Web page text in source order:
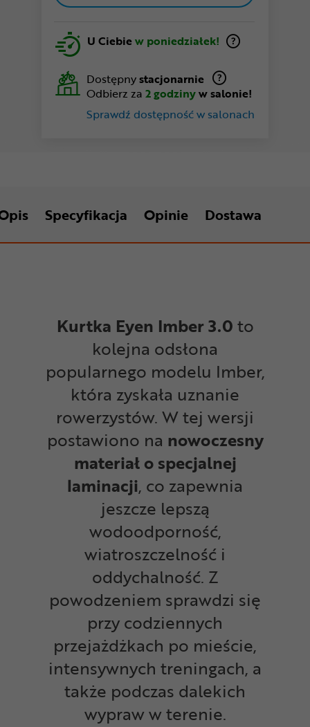
U Ciebiew poniedziałek!
Dostępnystacjonarnie
Odbierz za 2 godzinyw salonie!
Sprawdź dostępność w salonach
Specyfikacja Opinie Dostawa
Kurtka Eyen Imber 3.0 to
kolejna odsłona
popularnego modelu Imber,
która zyskała uznanie
rowerzystów. W tej wersji
postawiono na nowoczesny
materiał o specjalnej
laminacji, co zapewnia
jeszcze lepszą
wodoodporność,
wiatroszczelność i
oddychalność. Z
powodzeniem sprawdzi się
przy codziennych
przejażdżkach po mieście,
intensywnych treningach, a
także podczas dalekich
wypraw w terenie.